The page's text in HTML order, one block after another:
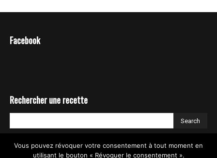
Facebook
Rechercher une recette
Vous pouvez révoquer votre consentement à tout moment en
utilisant le bouton « Révoquer le consentement ».